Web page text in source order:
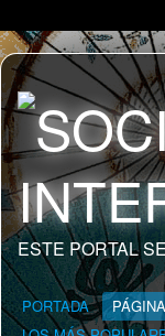
ESTE PORTAL
PORTADA